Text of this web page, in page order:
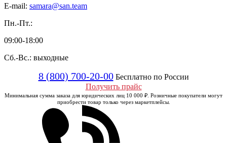
E-mail: samara@san.team
Пн.-Пт.:
09:00-18:00
Сб.-Вс.: выходные
8 (800) 700-20-00 Бесплатно по России
Получить прайс
Минимальная сумма заказа для юридических лиц 10 000 ₽. Розничные покупатели могут
приобрести товар только через маркетплейсы.